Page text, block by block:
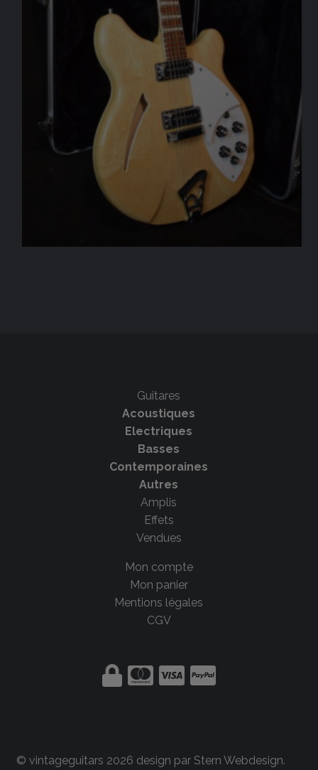
Guitares
Acoustiques
Electriques
Basses
Contemporaines
Autres
Amplis
Effets
Vendues
Mon compte
Mon panier
Mentions légales
CGV
© vintageguitars 2026 design par Stern Webdesign.